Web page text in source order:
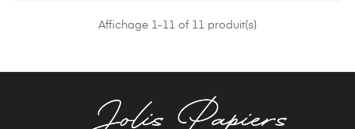
Affichage 1-11 of 11 produit(s)